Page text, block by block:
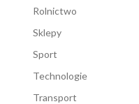
Rolnictwo
Sklepy
Sport
Technologie
Transport